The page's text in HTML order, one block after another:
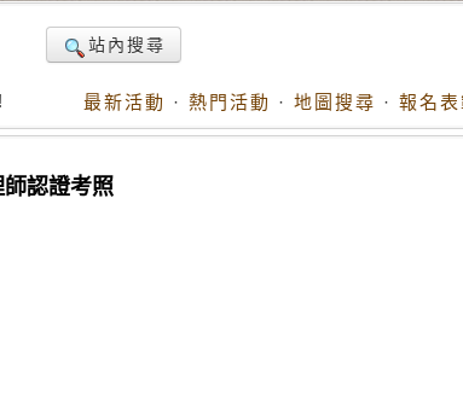
站內搜尋
最新活動 · 熱門活動 · 地圖搜尋 · 報名
認證考照